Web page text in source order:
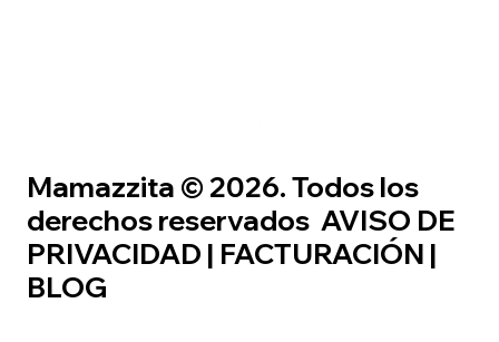
Mamazzita © 2026. Todos los
derechos reservados AVISO DE
PRIVACIDAD | FACTURACIÓN |
BLOG